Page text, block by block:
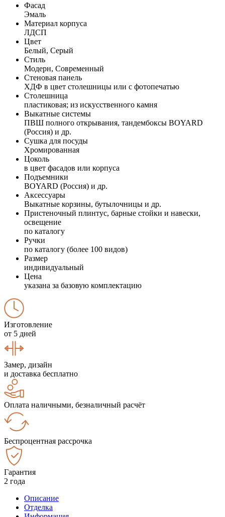
Фасад
Эмаль
Материал корпуса
ЛДСП
Цвет
Белый, Серый
Стиль
Модерн, Современный
Стеновая панель
ХДФ в цвет столешницы или с фотопечатью
Столешница
пластиковая; из искусственного камня
Выкатные системы
ПВШ полного открывания, тандембоксы BOYARD
(Россия) и др.
Сушка для посуды
Хромированная
Цоколь
в цвет фасадов или корпуса
Подъемники
BOYARD (Россия) и др.
Аксессуары
Выкатные корзины, бутылочницы и др.
Пристеночный плинтус, барные стойки и навески,
освещение
по каталогу
Ручки
по каталогу (более 100 видов)
Размер
индивидуальный
Цена
указана за базовую комплектацию
Изготовление
от 5 дней
Замер, дизайн
и доставка бесплатно
Оплата наличными, безналичный расчёт
Беспроцентная рассрочка
Гарантия
2 года
Описание
Отделка